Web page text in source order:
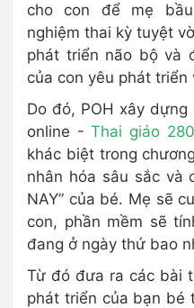
cho con để mẹ
nghiệm thai kỳ tuyệt
phát triển não bộ và
của con yêu phát triển
Do đó, POH xây
online -Thai giáo
khác biệt trong
nhân hóa sâu sắc và
NAY” của bé. Mẹ sẽ
con, phần mềm sẽ
đang ở ngày thứ bao
Từ đó đưa ra các bài
phát triển của bạn bé